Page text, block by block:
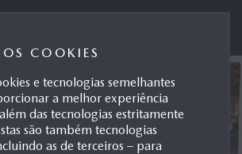
COOKIES
e tecnologias semelhantes
a melhor experiência
das tecnologias estritamente
são também tecnologias
as de terceiros – para